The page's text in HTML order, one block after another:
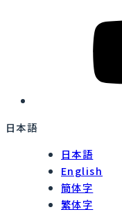
日本語
日本語
English
簡体字
繁体字